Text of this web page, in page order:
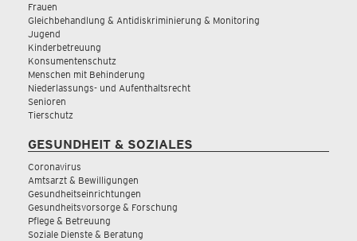
Frauen
Gleichbehandlung & Antidiskriminierung & Monitoring
Jugend
Kinderbetreuung
Konsumentenschutz
Menschen mit Behinderung
Niederlassungs- und Aufenthaltsrecht
Senioren
Tierschutz
GESUNDHEIT & SOZIALES
Coronavirus
Amtsarzt & Bewilligungen
Gesundheitseinrichtungen
Gesundheitsvorsorge & Forschung
Pflege & Betreuung
Soziale Dienste & Beratung